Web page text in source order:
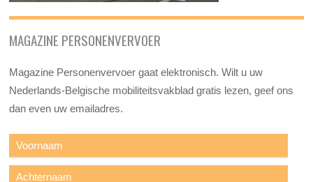
MAGAZINE PERSONENVERVOER
Magazine Personenvervoer gaat elektronisch. Wilt u uw
Nederlands-Belgische mobiliteitsvakblad gratis lezen, geef ons
dan even uw emailadres.